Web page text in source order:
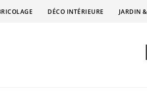
DÉCO INTÉRIEURE JARDIN